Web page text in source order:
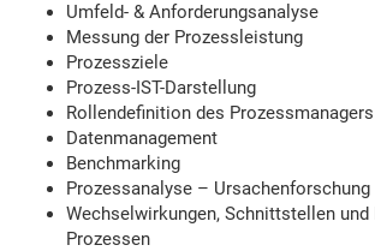
Umfeld- & Anforderungsanalyse
Messung der Prozessleistung
Prozessziele
Prozess-IST-Darstellung
Rollendefinition des Prozessmanagers
Datenmanagement
Benchmarking
Prozessanalyse – Ursachenforschung
Wechselwirkungen, Schnittstellen und
Prozessen